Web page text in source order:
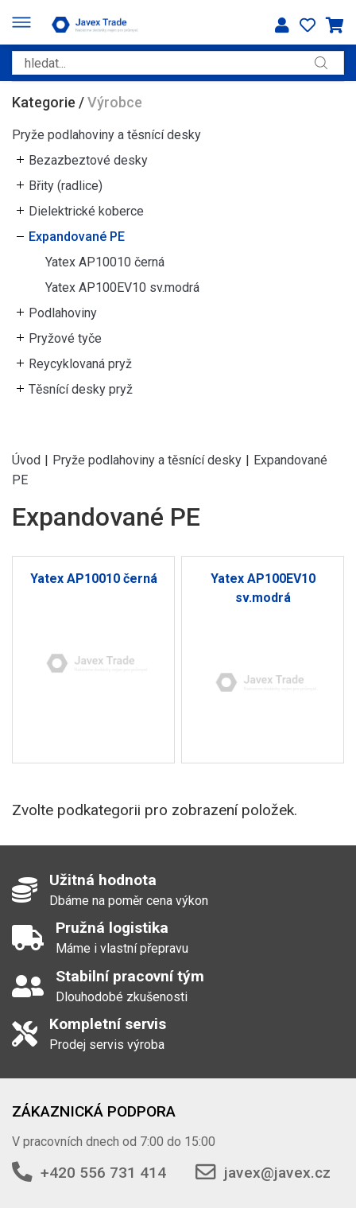
Kategorie /Výrobce
Pryže podlahoviny a těsnící desky
Bezazbeztové desky
Břity (radlice)
Dielektrické koberce
Expandované PE
Yatex AP10010 černá
Yatex AP100EV10 sv.modrá
Podlahoviny
Pryžové tyče
Reycyklovaná pryž
Těsnící desky pryž
Úvod | Pryže podlahoviny a těsnící desky | Expandované
PE
Expandované PE
Yatex AP10010 černá
Yatex AP100EV10
sv.modrá
Zvolte podkategorii pro zobrazení položek.
Užitná hodnota
Dbáme na poměr cena výkon
Pružná logistika
Máme i vlastní přepravu
Stabilní pracovní tým
Dlouhodobé zkušenosti
Kompletní servis
Prodej servis výroba
ZÁKAZNICKÁ PODPORA
V pracovních dnech od 7:00 do 15:00
+420 556 731 414 javex@javex.cz